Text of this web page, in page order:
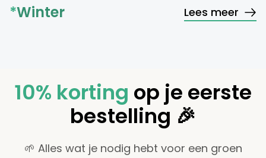
*Winter Lees meer
10% korting op je eerste
bestelling 🎉
🌱 Alles wat je nodig hebt voor een groen